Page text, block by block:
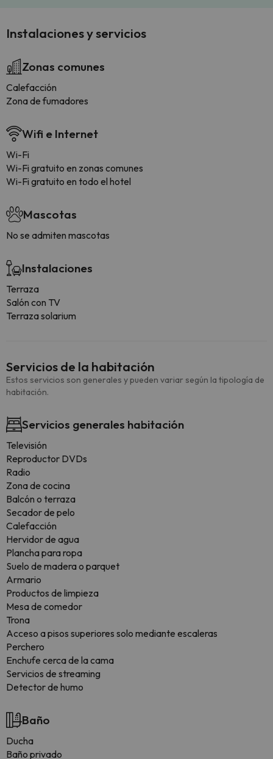
Instalaciones y servicios
Zonas comunes
Calefacción
Zona de fumadores
Wifi e Internet
Wi-Fi
Wi-Fi gratuito en zonas comunes
Wi-Fi gratuito en todo el hotel
Mascotas
No se admiten mascotas
Instalaciones
Terraza
Salón con TV
Terraza solarium
Servicios de la habitación
Estos servicios son generales y pueden variar según la tipología de
habitación.
Servicios generales habitación
Televisión
Reproductor DVDs
Radio
Zona de cocina
Balcón o terraza
Secador de pelo
Calefacción
Hervidor de agua
Plancha para ropa
Suelo de madera o parquet
Armario
Productos de limpieza
Mesa de comedor
Trona
Acceso a pisos superiores solo mediante escaleras
Perchero
Enchufe cerca de la cama
Servicios de streaming
Detector de humo
Baño
Ducha
Baño privado